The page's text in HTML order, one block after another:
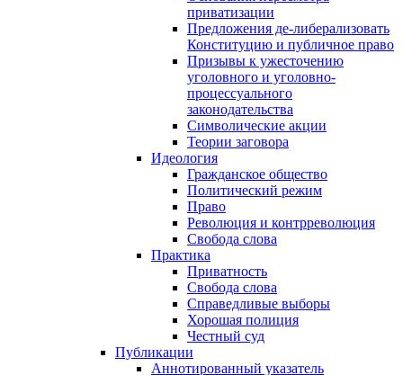
приватизации
Предложения де-либерализовать
Конституцию и публичное право
Призывы к ужесточению
уголовного и уголовно-
процессуального
законодательства
Символические акции
Теории заговора
Идеология
Гражданское общество
Политический режим
Право
Революция и контрреволюция
Свобода слова
Практика
Приватность
Свобода слова
Справедливые выборы
Хорошая полиция
Честный суд
Публикации
Аннотированный указатель